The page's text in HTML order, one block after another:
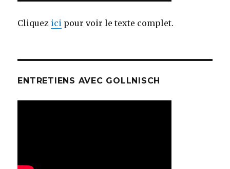
Cliquez ici pour voir le texte complet.
ENTRETIENS AVEC GOLLNISCH